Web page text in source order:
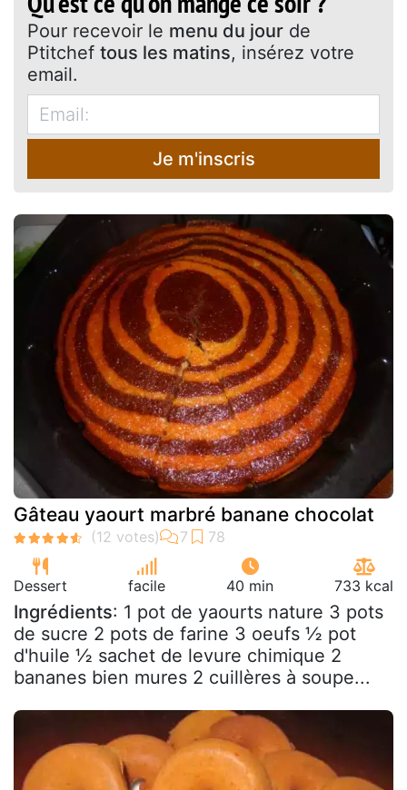
Pour recevoir le menu du jour de
Ptitchef tous les matins, insérez votre
email.
Je m'inscris
Gâteau yaourt marbré banane chocolat
Dessert facile 40 min 733 kcal
Ingrédients: 1 pot de yaourts nature 3 pots
de sucre 2 pots de farine 3 oeufs ½ pot
d'huile ½ sachet de levure chimique 2
bananes bien mures 2 cuillères à soupe...